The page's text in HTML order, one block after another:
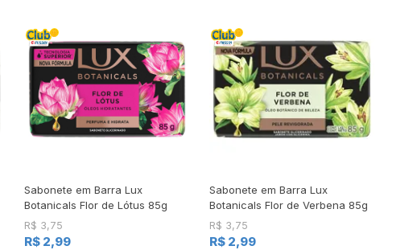
Sabonete em Barra Lux
Botanicals Flor de Lótus 85g
R$ 3,75
R$ 2,99
Sabonete em Barra Lux
Botanicals Flor de Verbena 85g
R$ 3,75
R$ 2,99